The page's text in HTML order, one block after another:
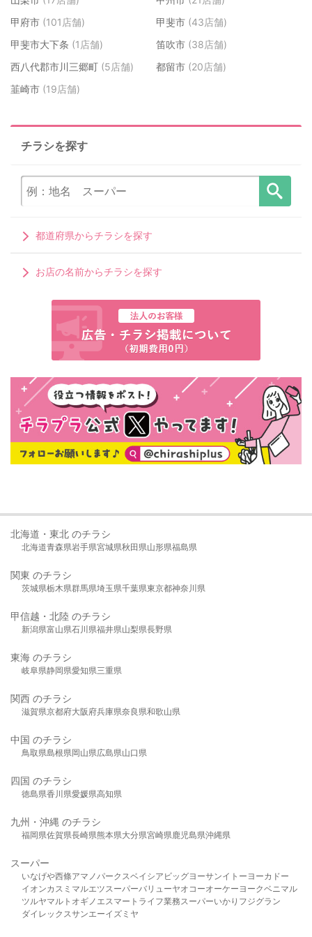
甲府市 (101店舗) 甲斐市 (43店舗)
甲斐市大下条 (1店舗) 笛吹市 (38店舗)
西八代郡市川三郷町 (5店舗) 都留市 (20店舗)
韮崎市 (19店舗)
チラシを探す
都道府県からチラシを探す
お店の名前からチラシを探す
北海道・東北 のチラシ
北海道青森県岩手県宮城県秋田県山形県福島県
関東 のチラシ
茨城県栃木県群馬県埼玉県千葉県東京都神奈川県
甲信越・北陸 のチラシ
新潟県富山県石川県福井県山梨県長野県
東海 のチラシ
岐阜県静岡県愛知県三重県
関西 のチラシ
滋賀県京都府大阪府兵庫県奈良県和歌山県
中国 のチラシ
鳥取県島根県岡山県広島県山口県
四国 のチラシ
徳島県香川県愛媛県高知県
九州・沖縄 のチラシ
福岡県佐賀県長崎県熊本県大分県宮崎県鹿児島県沖縄県
スーパー
いなげや西條アマノパークスベイシア ビッグヨーサンイトーヨーカドー
イオンカスミ マルエツスーパーバリューヤオコーオーケー ヨークベニマル
ツルヤマルト オギノ エスマート ライフ業務スーパーいかり フジグラン
ダイレックスサンエーイズミヤ